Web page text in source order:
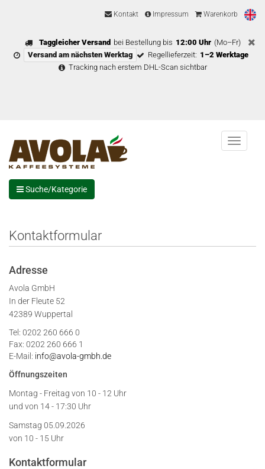
Kontakt Impressum Warenkorb
Taggleicher Versand bei Bestellung bis 12:00 Uhr (Mo–Fr)
Versand am nächsten Werktag
Regellieferzeit: 1–2 Werktage
Tracking nach erstem DHL-Scan sichtbar
Menu
Suche/Kategorie
Kontaktformular
Adresse
Avola GmbH
In der Fleute 52
42389 Wuppertal
Tel: 0202 260 666 0
Fax: 0202 260 666 1
E-Mail: info@avola-gmbh.de
Öffnungszeiten
Montag - Freitag von 10 - 12 Uhr
und von 14 - 17:30 Uhr
Samstag 05.09.2026
von 10 - 15 Uhr
Kontaktformular